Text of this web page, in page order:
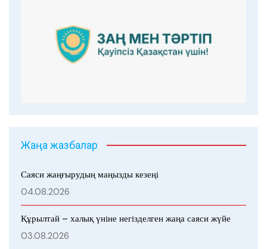
Жаңа жазбалар
Саяси жаңғырудың маңызды кезеңі
04.08.2026
Құрылтай – халық үніне негізделген жаңа саяси жүйе
03.08.2026